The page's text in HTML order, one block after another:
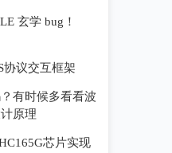
玄学 bug！
协议交互框架
有时候多看看波
原理
芯片实现